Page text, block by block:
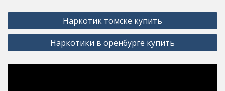
Post
navigation
Наркотик томске купить
Наркотики в оренбурге купить